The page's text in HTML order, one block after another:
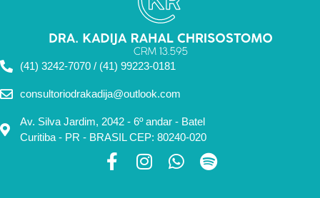
(41) 3242-7070 / (41) 99223-0181
consultoriodrakadija@outlook.com
Av. Silva Jardim, 2042 - 6º andar - Batel
Curitiba - PR - BRASIL CEP: 80240-020